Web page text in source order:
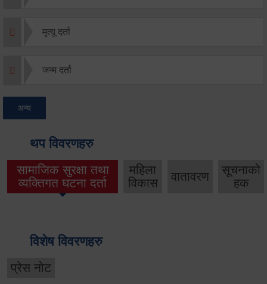
मृत्यू दर्ता
जन्म दर्ता
अन्य
थप विवरणहरु
सामाजिक सुरक्षा तथा
व्यक्तिगत घटना दर्ता
महिला
विकास
वातावरण
सूचनाको
हक
विशेष विवरणहरु
प्रेस नोट